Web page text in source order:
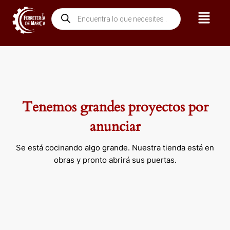
contenido
Búsqueda
de
productos
Menú
Tenemos grandes proyectos por
anunciar
Se está cocinando algo grande. Nuestra tienda está en
obras y pronto abrirá sus puertas.